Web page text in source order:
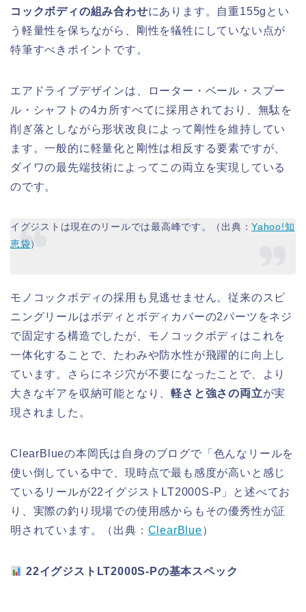
コックボディの組み合わせにあります。自重155gとい
う軽量性を保ちながら、剛性を犠牲にしていない点が
特筆すべきポイントです。
エアドライブデザインは、ローター・ベール・スプー
ル・シャフトの4カ所すべてに採用されており、無駄を
削ぎ落としながら形状改良によって剛性を維持してい
ます。一般的に軽量化と剛性は相反する要素ですが、
ダイワの最先端技術によってこの両立を実現している
のです。
イグジストは現在のリールでは最高峰です。（出典：Yahoo!知
恵袋）
モノコックボディの採用も見逃せません。従来のスピ
ニングリールはボディとボディカバーの2パーツをネジ
で固定する構造でしたが、モノコックボディはこれを
一体化することで、たわみや防水性が飛躍的に向上し
ています。さらにネジ穴が不要になったことで、より
大きなギアを収納可能となり、軽さと強さの両立が実
現されました。
ClearBlueの本岡氏は自身のブログで「色んなリールを
使い倒している中で、現時点で最も感度が高いと感じ
ているリールが22イグジストLT2000S-P」と述べてお
り、実際の釣り現場での使用感からもその優秀性が証
明されています。（出典： ClearBlue）
22イグジストLT2000S-Pの基本スペック